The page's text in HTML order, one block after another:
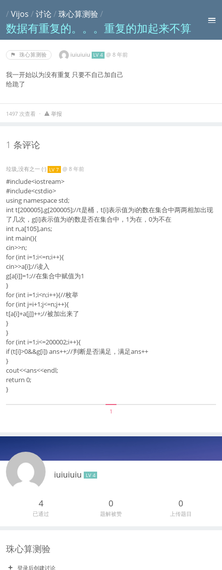
/Vijos /讨论 /珠心算测验 /
数据有重复的。。。重复的加起来不算
珠心算测验 iuiuiuiu LV 4 @8 年前
我一开始以为没有重复 只要不自己加自己
给跪了
1497 次查看 举报
1 条评论
垃圾,没有之一 (·) LV 7 @ 8 年前
#include<iostream>
#include<cstdio>
using namespace std;
int t[200005],g[200005];//t是桶，t[i]表示值为i的数在集合中两两相加出现
了几次，g[i]表示值为i的数是否在集合中，1为在，0为不在
int n,a[105],ans;
int main(){
cin>>n;
for (int i=1;i<=n;i++){
cin>>a[i];//读入
g[a[i]]=1;//在集合中赋值为1
}
for (int i=1;i<n;i++){//枚举
for (int j=i+1;j<=n;j++){
t[a[i]+a[j]]++;//被加出来了
}
}
for (int i=1;i<=200002;i++){
if (t[i]>0&&g[i]) ans++;//判断是否满足，满足ans++
}
cout<<ans<<endl;
return 0;
}
1
iuiuiuiu LV 4
4
已通过
0
题解被赞
0
上传题目
珠心算测验
登录后创建讨论